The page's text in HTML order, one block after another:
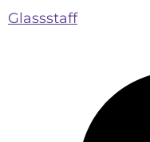
Glassstaff